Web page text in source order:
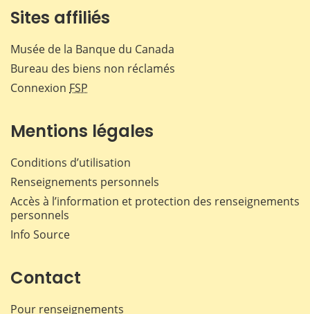
Sites affiliés
Musée de la Banque du Canada
Bureau des biens non réclamés
Connexion FSP
Mentions légales
Conditions d’utilisation
Renseignements personnels
Accès à l’information et protection des renseignements
personnels
Info Source
Contact
Pour renseignements